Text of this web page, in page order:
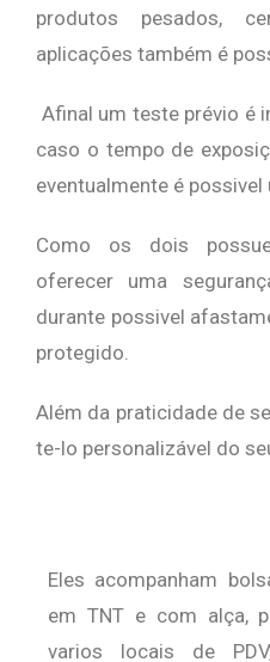
produtos pesados,
aplicações também é
Afinal um teste prévio é
caso o tempo de
eventualmente é
Como os dois
oferecer uma
durante possivel
protegido.
Além da praticidade de
te-lo personalizável do
Eles acompanham
em TNT e com alça,
varios locais de